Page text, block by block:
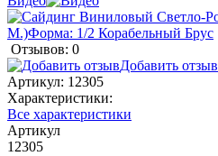
Отзывов: 0
Добавить отзыв
Артикул: 12305
Характеристики:
Все характеристики
Артикул
12305